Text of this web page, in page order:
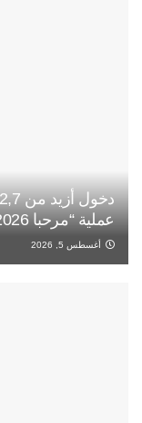
عملية “مرحبا 2026”
أغسطس 5, 2026